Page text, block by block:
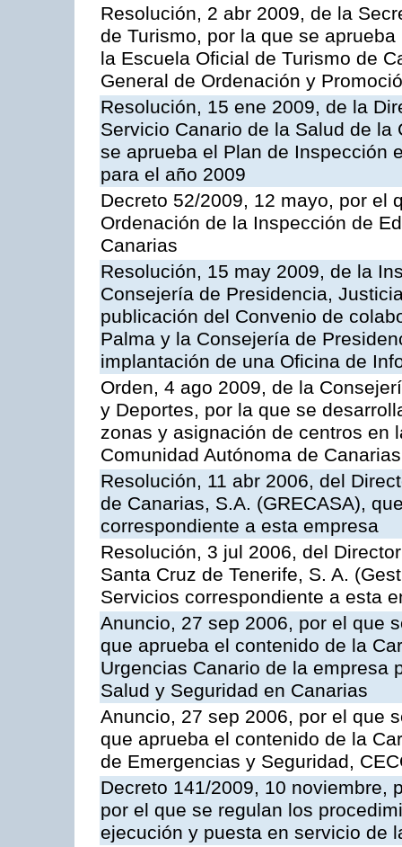
Resolución, 2 abr 2009, de la
de Turismo, por la que se
la Escuela Oficial de Turismo de
General de Ordenación y
Resolución, 15 ene 2009, de la
Servicio Canario de la Salud de
se aprueba el Plan de Inspección
para el año 2009
Decreto 52/2009, 12 mayo, por el
Ordenación de la Inspección de
Canarias
Resolución, 15 may 2009, de la
Consejería de Presidencia,
publicación del Convenio de
Palma y la Consejería de
implantación de una Oficina de
Orden, 4 ago 2009, de la
y Deportes, por la que se
zonas y asignación de centros en
Comunidad Autónoma de Canarias
Resolución, 11 abr 2006, del
de Canarias, S.A. (GRECASA),
correspondiente a esta empresa
Resolución, 3 jul 2006, del
Santa Cruz de Tenerife, S. A.
Servicios correspondiente a esta
Anuncio, 27 sep 2006, por el que
que aprueba el contenido de la
Urgencias Canario de la empresa
Salud y Seguridad en Canarias
Anuncio, 27 sep 2006, por el que
que aprueba el contenido de la
de Emergencias y Seguridad,
Decreto 141/2009, 10 noviembre,
por el que se regulan los
ejecución y puesta en servicio de